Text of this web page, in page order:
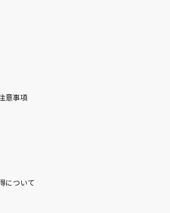
ョン)
いといて
空
ンナ)、アドマイヤベガ(CV.咲々木瞳)、テ
意事項
について